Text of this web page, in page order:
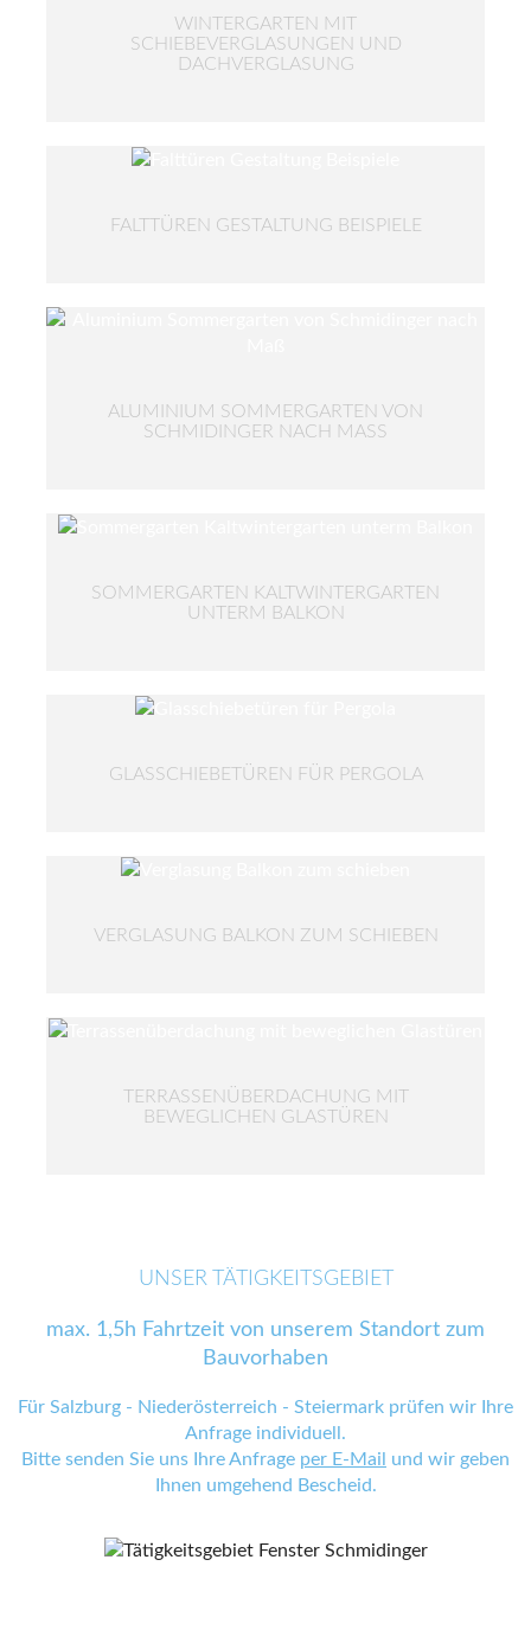
WINTERGARTEN MIT
SCHIEBEVERGLASUNGEN UND
DACHVERGLASUNG
FALTTÜREN GESTALTUNG BEISPIELE
ALUMINIUM SOMMERGARTEN VON
SCHMIDINGER NACH MASS
SOMMERGARTEN KALTWINTERGARTEN
UNTERM BALKON
GLASSCHIEBETÜREN FÜR PERGOLA
VERGLASUNG BALKON ZUM SCHIEBEN
TERRASSENÜBERDACHUNG MIT
BEWEGLICHEN GLASTÜREN
UNSER TÄTIGKEITSGEBIET
max. 1,5h Fahrtzeit von unserem Standort zum
Bauvorhaben
Für Salzburg - Niederösterreich - Steiermark prüfen wir Ihre
Anfrage individuell.
Bitte senden Sie uns Ihre Anfrage per E-Mail
und wir geben
Ihnen umgehend Bescheid.